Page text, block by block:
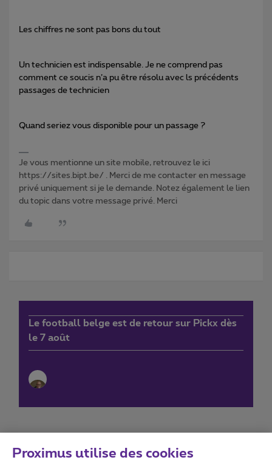
Les chiffres ne sont pas bons du tout
Un technicien est indispensable. Je ne comprend pas
comment ce soucis n’a pu être résolu avec ls précédents
passages de technicien
Quand seriez vous disponible pour un passage ?
Je vous mentionne un site mobile, retrouvez le ici
https://sites.bipt.be/ . Merci de me contacter en message
privé uniquement si je le demande. Notez également le lien
du topic dans votre message privé. Merci
Le football belge est de retour sur Pickx dès
le 7 août
Proximus utilise des cookies